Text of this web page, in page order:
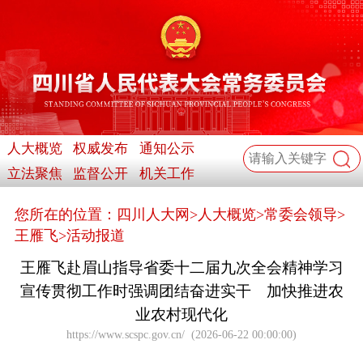
人大概览 权威发布
通知公示
立法聚焦
监督公开 机关工作
您所在的位置： 四川人大网 >人大概览>常委会领导>
王雁飞>活动报道
王雁飞赴眉山指导省委十二届九次全会精神学习
宣传贯彻工作时强调团结奋进实干 加快推进农
业农村现代化
https://www.scspc.gov.cn/ (2026-06-22 00:00:00)